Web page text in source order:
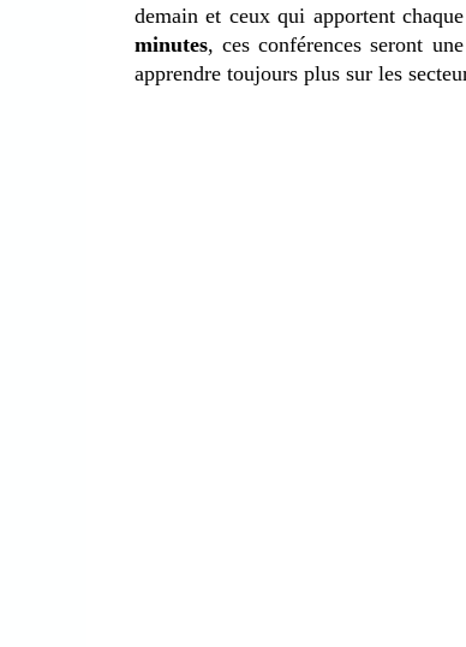
demain et ceux qui apportent
minutes, ces conférences seront
apprendre toujours plus sur les